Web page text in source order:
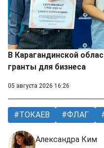
В Карагандинской
гранты для бизнеса
05 августа 2026 16:26
ТОКАЕВ ФЛАГ
Александра Ким